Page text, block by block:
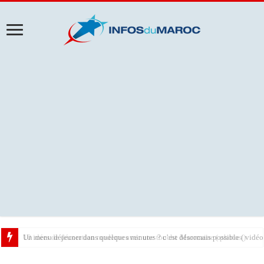
10 idées de décoration moderne avec une touche Marocaine ( photos )